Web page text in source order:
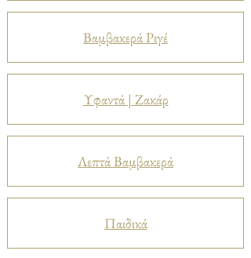
Βαμβακερά Ριγέ
Υφαντά | Ζακάρ
Λεπτά Βαμβακερά
Παιδικά